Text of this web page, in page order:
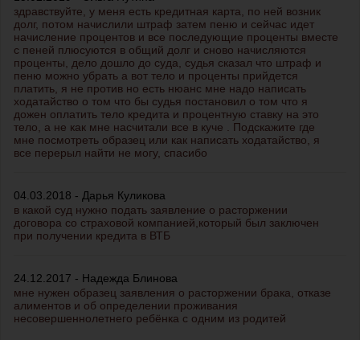
здравствуйте, у меня есть кредитная карта, по ней возник
долг, потом начислили штраф затем пеню и сейчас идет
начисление процентов и все последующие проценты вместе
с пеней плюсуются в общий долг и сново начисляются
проценты, дело дошло до суда, судья сказал что штраф и
пеню можно убрать а вот тело и проценты прийдется
платить, я не против но есть нюанс мне надо написать
ходатайство о том что бы судья постановил о том что я
дожен оплатить тело кредита и процентную ставку на это
тело, а не как мне насчитали все в куче . Подскажите где
мне посмотреть образец или как написать ходатайство, я
все перерыл найти не могу, спасибо
04.03.2018 - Дарья Куликова
в какой суд нужно подать заявление о расторжении
договора со страховой компанией,который был заключен
при получении кредита в ВТБ
24.12.2017 - Надежда Блинова
мне нужен образец заявления о расторжении брака, отказе
алиментов и об определении проживания
несовершеннолетнего ребёнка с одним из родитей